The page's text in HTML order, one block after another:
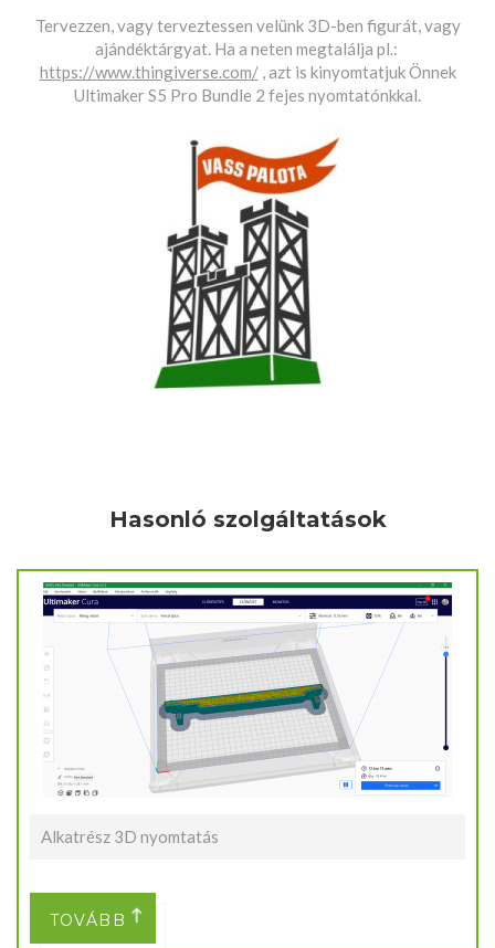
Tervezzen, vagy terveztessen velünk 3D-ben figurát, vagy
ajándéktárgyat. Ha a neten megtalálja pl.:
https://www.thingiverse.com/, azt is kinyomtatjuk Önnek
Ultimaker S5 Pro Bundle 2 fejes nyomtatónkkal.
Hasonló szolgáltatások
Alkatrész 3D nyomtatás
TOVÁBB